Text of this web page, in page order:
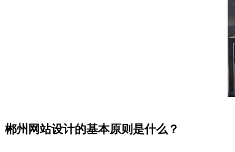
郴州网站设计的基本原则是什么？